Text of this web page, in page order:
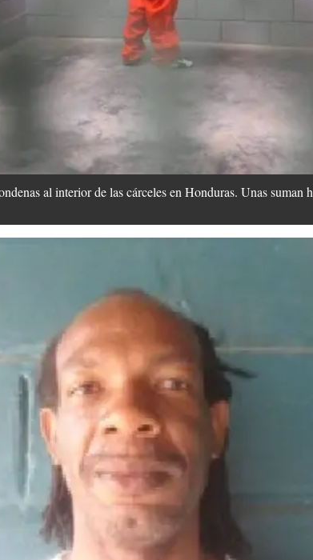
al interior de las cárceles en Honduras. Unas suman